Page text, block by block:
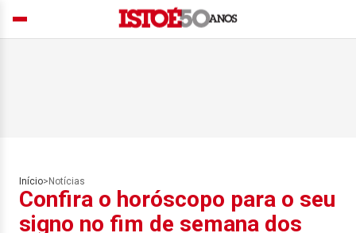
Início> Notícias
Confira o horóscopo para o seu
signo no fim de semana dos